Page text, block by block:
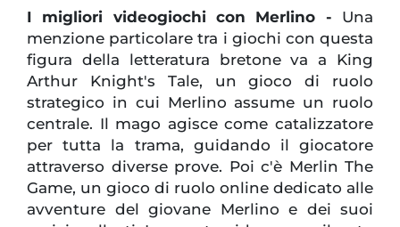
I migliori videogiochi con Merlino - Una
menzione particolare tra i giochi con questa
figura della letteratura bretone va a King
Arthur Knight's Tale, un gioco di ruolo
strategico in cui Merlino assume un ruolo
centrale. Il mago agisce come catalizzatore
per tutta la trama, guidando il giocatore
attraverso diverse prove. Poi c'è Merlin The
Game, un gioco di ruolo online dedicato alle
avventure del giovane Merlino e dei suoi